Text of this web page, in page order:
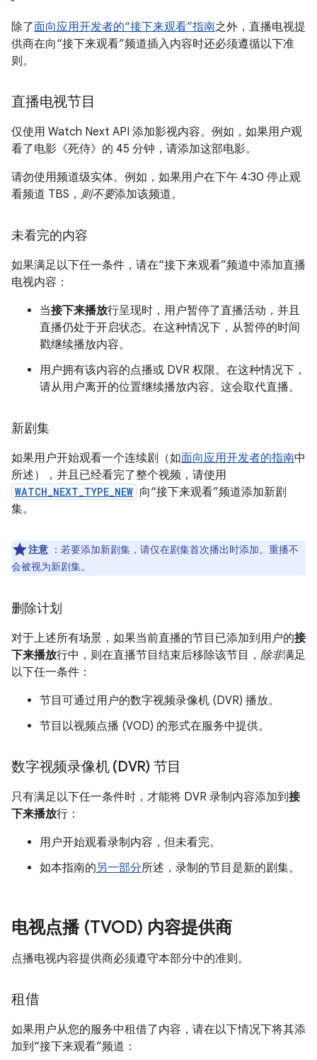
除了面向应用开发者的“接下来观看”指南之外，直播电视提
供商在向“接下来观看”频道插入内容时还必须遵循以下准
则。
直播电视节目
仅使用 Watch Next API 添加影视内容。例如，如果用户观
看了电影《死侍》的 45 分钟，请添加这部电影。
请勿使用频道级实体。例如，如果用户在下午 4:30 停止观
看频道 TBS， 则不要添加该频道。
未看完的内容
如果满足以下任一条件，请在“接下来观看”频道中添加直播
电视内容：
当接下来播放行呈现时，用户暂停了直播活动，并且
直播仍处于开启状态。在这种情况下，从暂停的时间
戳继续播放内容。
用户拥有该内容的点播或 DVR 权限。在这种情况下，
请从用户离开的位置继续播放内容。这会取代直播。
新剧集
如果用户开始观看一个连续剧（如面向应用开发者的指南中
所述），并且已经看完了整个视频，请使用
WATCH_NEXT_TYPE_NEW 向“接下来观看”频道添加新剧
集。
注意 ：若要添加新剧集，请仅在剧集首次播出时添加。重播不
会被视为新剧集。
删除计划
对于上述所有场景，如果当前直播的节目已添加到用户的接
下来播放行中，则在直播节目结束后移除该节目， 除非满足
以下任一条件：
节目可通过用户的数字视频录像机 (DVR) 播放。
节目以视频点播 (VOD) 的形式在服务中提供。
数字视频录像机 (DVR) 节目
只有满足以下任一条件时，才能将 DVR 录制内容添加到接
下来播放行：
用户开始观看录制内容，但未看完。
如本指南的另一部分所述，录制的节目是新的剧集。
电视点播 (TVOD) 内容提供商
点播电视内容提供商必须遵守本部分中的准则。
租借
如果用户从您的服务中租借了内容，请在以下情况下将其添
加到“接下来观看”频道：